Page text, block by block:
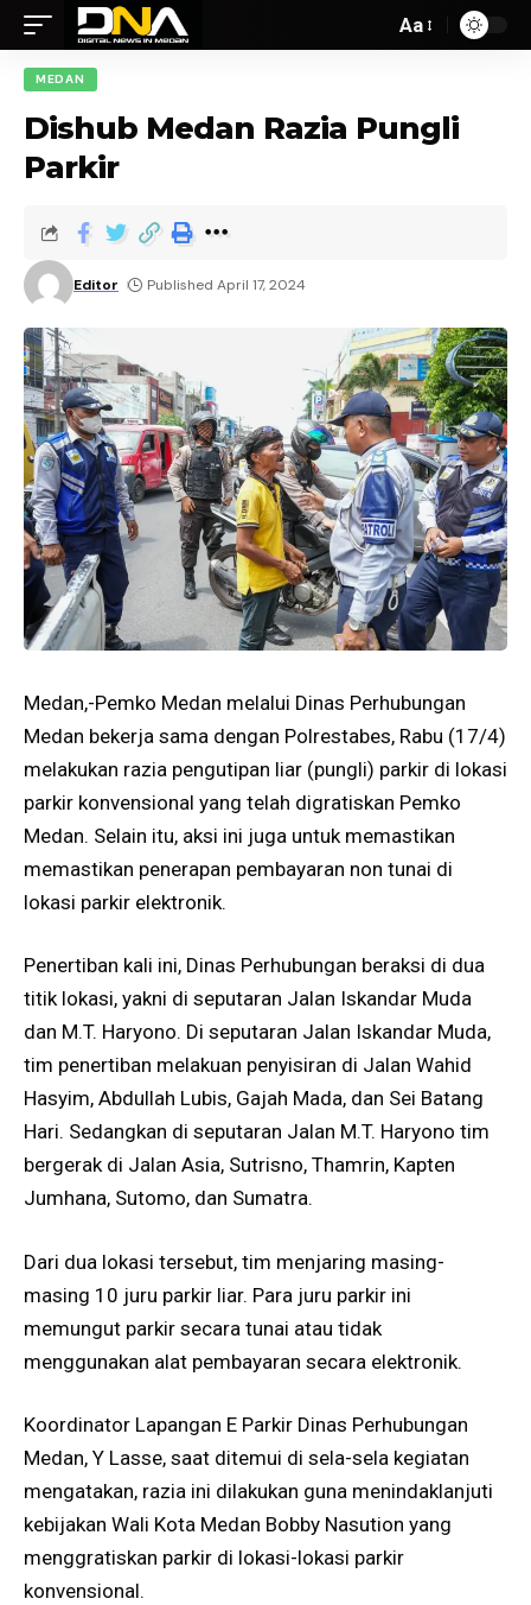
Aa
MEDAN
Dishub Medan Razia Pungli
Parkir
Editor Published April 17, 2024
Medan,-Pemko Medan melalui Dinas Perhubungan
Medan bekerja sama dengan Polrestabes, Rabu (17/4)
melakukan razia pengutipan liar (pungli) parkir di lokasi
parkir konvensional yang telah digratiskan Pemko
Medan. Selain itu, aksi ini juga untuk memastikan
memastikan penerapan pembayaran non tunai di
lokasi parkir elektronik.
Penertiban kali ini, Dinas Perhubungan beraksi di dua
titik lokasi, yakni di seputaran Jalan Iskandar Muda
dan M.T. Haryono. Di seputaran Jalan Iskandar Muda,
tim penertiban melakuan penyisiran di Jalan Wahid
Hasyim, Abdullah Lubis, Gajah Mada, dan Sei Batang
Hari. Sedangkan di seputaran Jalan M.T. Haryono tim
bergerak di Jalan Asia, Sutrisno, Thamrin, Kapten
Jumhana, Sutomo, dan Sumatra.
Dari dua lokasi tersebut, tim menjaring masing-
masing 10 juru parkir liar. Para juru parkir ini
memungut parkir secara tunai atau tidak
menggunakan alat pembayaran secara elektronik.
Koordinator Lapangan E Parkir Dinas Perhubungan
Medan, Y Lasse, saat ditemui di sela-sela kegiatan
mengatakan, razia ini dilakukan guna menindaklanjuti
kebijakan Wali Kota Medan Bobby Nasution yang
menggratiskan parkir di lokasi-lokasi parkir
konvensional.